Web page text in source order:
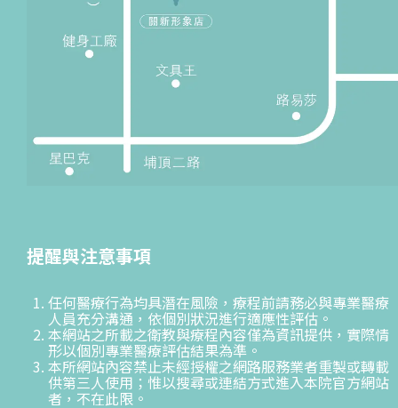
提醒與注意事項
任何醫療行為均具潛在風險，療程前請務必與專業醫療
人員充分溝通，依個別狀況進行適應性評估。
本網站之所載之衛教與療程內容僅為資訊提供，實際情
形以個別專業醫療評估結果為準。
本所網站內容禁止未經授權之網路服務業者重製或轉載
供第三人使用；惟以搜尋或連結方式進入本院官方網站
者，不在此限。